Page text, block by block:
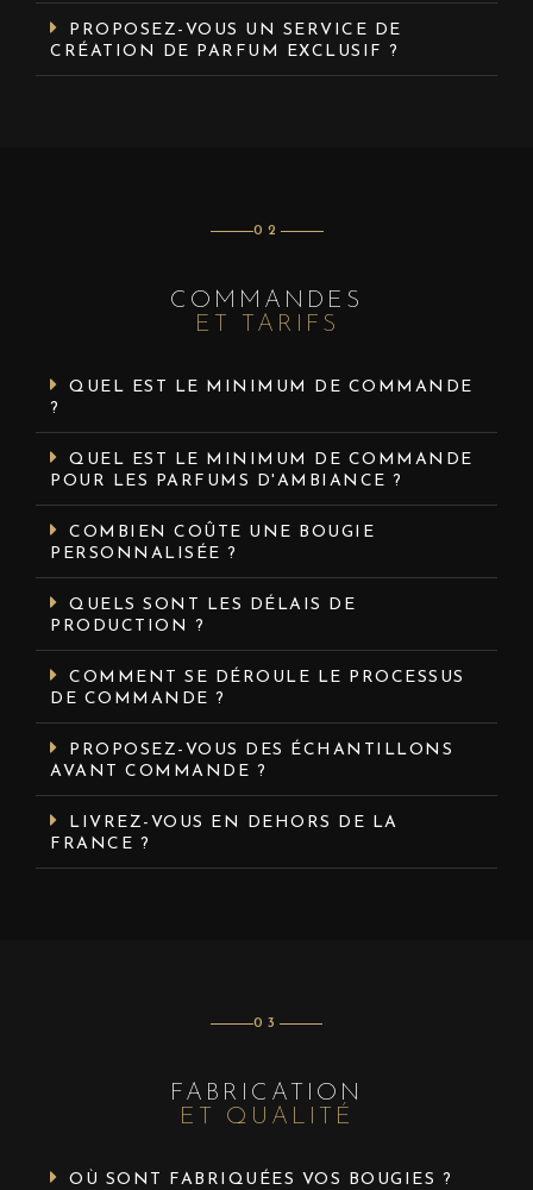
PROPOSEZ-VOUS UN SERVICE DE
CRÉATION DE PARFUM EXCLUSIF ?
02
COMMANDES
ET TARIFS
QUEL EST LE MINIMUM DE COMMANDE
?
QUEL EST LE MINIMUM DE COMMANDE
POUR LES PARFUMS D'AMBIANCE ?
COMBIEN COÛTE UNE BOUGIE
PERSONNALISÉE ?
QUELS SONT LES DÉLAIS DE
PRODUCTION ?
COMMENT SE DÉROULE LE PROCESSUS
DE COMMANDE ?
PROPOSEZ-VOUS DES ÉCHANTILLONS
AVANT COMMANDE ?
LIVREZ-VOUS EN DEHORS DE LA
FRANCE ?
03
FABRICATION
ET QUALITÉ
OÙ SONT FABRIQUÉES VOS BOUGIES ?